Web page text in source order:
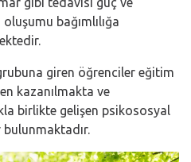
bağımlılığa
giren öğrenciler eğitim
kazanılmakta ve
birlikte gelişen psikososyal